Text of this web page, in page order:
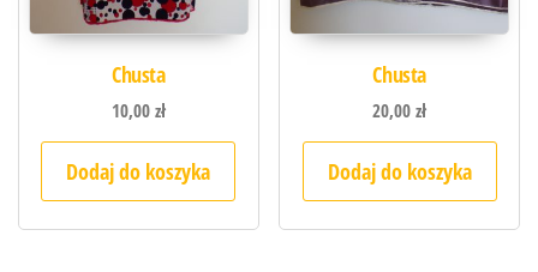
Chusta
10,00zł
Dodaj do koszyka
Chusta
20,00zł
Dodaj do koszyka